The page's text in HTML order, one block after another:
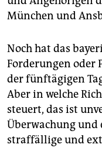
München und
Noch hat das
Forderungen oder
der fünftägigen
Aber in welche
steuert, das ist
Überwachung und
straffällige und